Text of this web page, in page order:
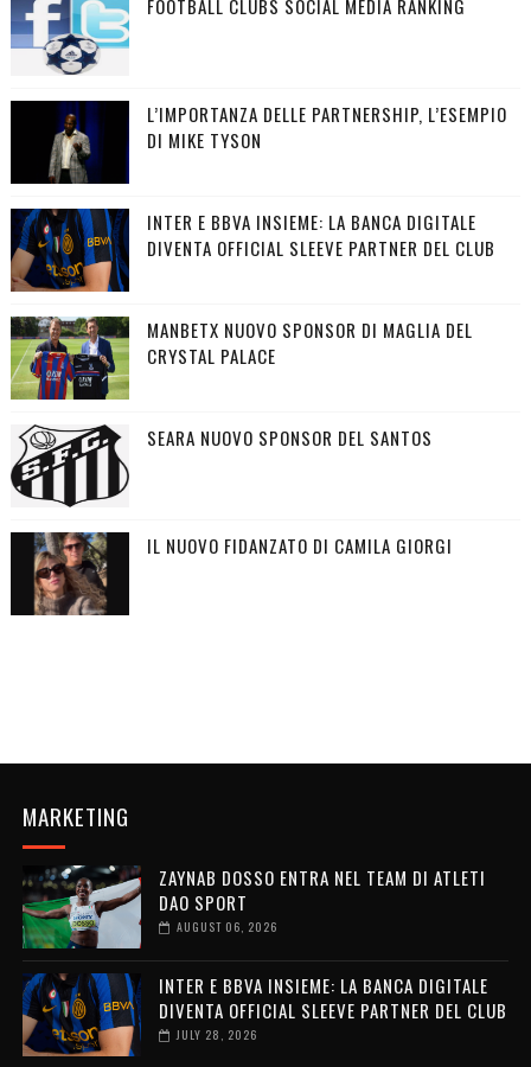
FOOTBALL CLUBS SOCIAL MEDIA RANKING
L’IMPORTANZA DELLE PARTNERSHIP, L’ESEMPIO
DI MIKE TYSON
INTER E BBVA INSIEME: LA BANCA DIGITALE
DIVENTA OFFICIAL SLEEVE PARTNER DEL CLUB
MANBETX NUOVO SPONSOR DI MAGLIA DEL
CRYSTAL PALACE
SEARA NUOVO SPONSOR DEL SANTOS
IL NUOVO FIDANZATO DI CAMILA GIORGI
MARKETING
ZAYNAB DOSSO ENTRA NEL TEAM DI ATLETI
DAO SPORT
AUGUST 06, 2026
INTER E BBVA INSIEME: LA BANCA DIGITALE
DIVENTA OFFICIAL SLEEVE PARTNER DEL CLUB
JULY 28, 2026